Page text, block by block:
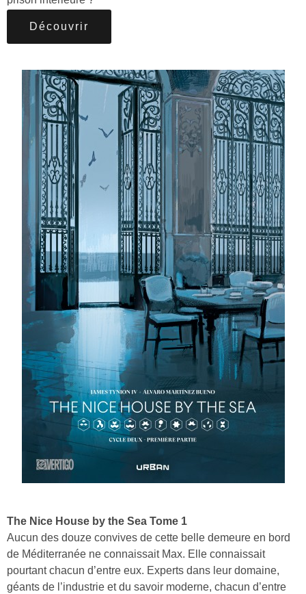
Découvrir
The Nice House by the Sea Tome 1
Aucun des douze convives de cette belle demeure en bord
de Méditerranée ne connaissait Max. Elle connaissait
pourtant chacun d’entre eux. Experts dans leur domaine,
géants de l’industrie et du savoir moderne, chacun d’entre